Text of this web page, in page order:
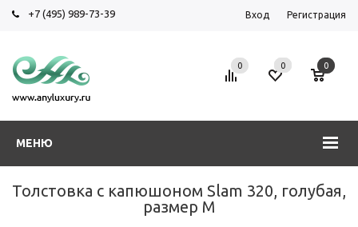
+7 (495) 989-73-39 Вход Регистрация
МЕНЮ
0 0 0
Толстовка с капюшоном Slam 320, голубая,
размер M